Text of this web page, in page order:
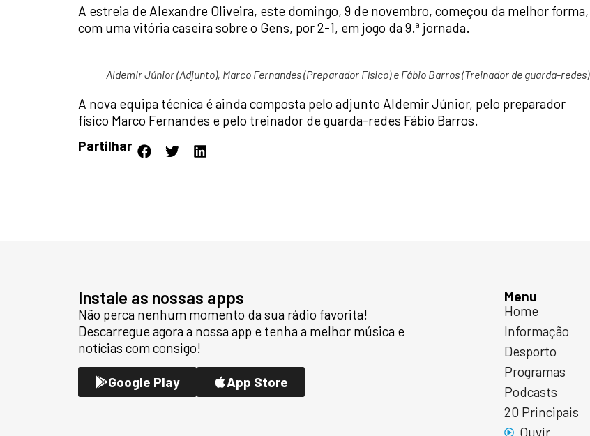
A estreia de Alexandre Oliveira, este domingo, 9 de novembro, começou da melhor forma,
com uma vitória caseira sobre o Gens, por 2-1, em jogo da 9.ª jornada.
Aldemir Júnior (Adjunto), Marco Fernandes (Preparador Físico) e Fábio Barros (Treinador de guarda-redes)
A nova equipa técnica é ainda composta pelo adjunto Aldemir Júnior, pelo preparador
físico Marco Fernandes e pelo treinador de guarda-redes Fábio Barros.
Partilhar
Instale as nossas apps
Não perca nenhum momento da sua rádio favorita!
Descarregue agora a nossa app e tenha a melhor música e
notícias com consigo!
Google Play App Store
Menu
Home
Informação
Desporto
Programas
Podcasts
20 Principais
Ouvir